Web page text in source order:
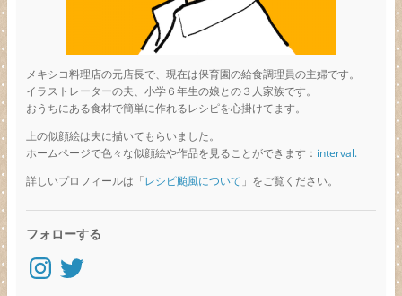
メキシコ料理店の元店長で、現在は保育園の給食調理員の主婦です。
イラストレーターの夫、小学６年生の娘との３人家族です。
おうちにある食材で簡単に作れるレシピを心掛けてます。
上の似顔絵は夫に描いてもらいました。
ホームページで色々な似顔絵や作品を見ることができます： interval.
詳しいプロフィールは「レシピ颱風について 」をご覧ください。
フォローする
Instagram
Twitter